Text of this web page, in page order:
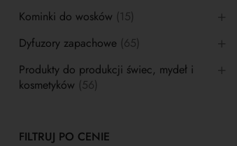
Kominki do wosków (15)
Dyfuzory zapachowe (65)
Produkty do produkcji świec, mydeł i
kosmetyków (56)
FILTRUJ PO CENIE